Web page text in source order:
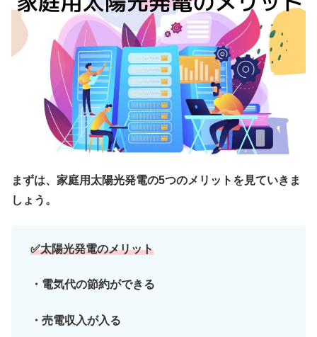
まずは、家庭用太陽光発電の5つのメリットを見ていきま
しょう。
✅太陽光発電のメリット
・電気代の節約ができる
・売電収入が入る